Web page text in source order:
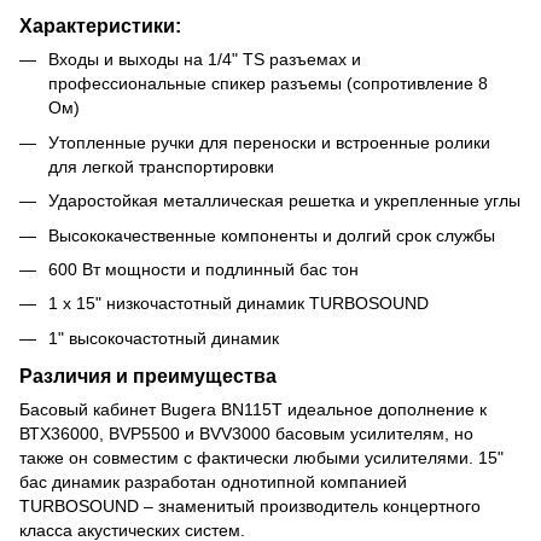
Характеристики:
Входы и выходы на 1/4" TS разъемах и
профессиональные спикер разъемы (сопротивление 8
Ом)
Утопленные ручки для переноски и встроенные ролики
для легкой транспортировки
Ударостойкая металлическая решетка и укрепленные углы
Высококачественные компоненты и долгий срок службы
600 Вт мощности и подлинный бас тон
1 х 15" низкочастотный динамик TURBOSOUND
1" высокочастотный динамик
Различия и преимущества
Басовый кабинет Bugera BN115T идеальное дополнение к
ВТХ36000, BVP5500 и BVV3000 басовым усилителям, но
также он совместим с фактически любыми усилителями. 15"
бас динамик разработан однотипной компанией
TURBOSOUND – знаменитый производитель концертного
класса акустических систем.